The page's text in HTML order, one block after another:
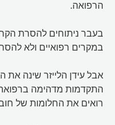
הרפואה.
בעבר ניתוחים להסרת
במקרים רפואיים ולא
אבל עידן הלייזר שינה את
התקדמות מדהימה
רואים את החלומות של